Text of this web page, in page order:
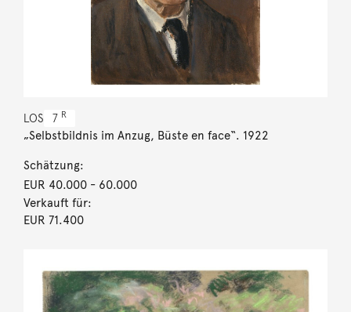
LOS 7 R
„Selbstbildnis im Anzug, Büste en face“. 1922
Schätzung:
EUR 40.000- 60.000
Verkauft für:
EUR 71.400